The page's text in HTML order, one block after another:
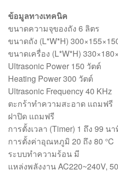
ข้อมูลทางเทคนิค
ขนาดความจุของถัง 6 ลิตร
ขนาดถัง (L*W*H)
ขนาดเครื่อง (L*W*H)
Ultrasonic Power 150 วัตต์
Heating Power 300 วัตต์
Ultrasonic Frequency 40 KHz
ตะกร้าทำความสะอาด แถมฟรี
ฝาปิด แถมฟรี
การตั้งเวลา (Timer) 1 ถึง 99 นา
การตั้งค่าอุณหภูมิ 20 ถึง 80 °C
ระบบทำความร้อน มี
แหล่งพลังงาน AC220~240V,